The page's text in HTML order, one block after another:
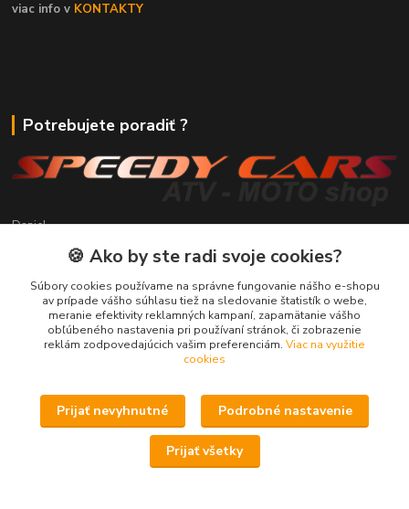
viac info v KONTAKTY
Potrebujete poradiť ?
Daniel
+421 911 391 398
(Po-Pia, 8.30-17.00 hod.)
predaj@atv-shop.sk
Upravit sběr cookies.
🍪 Ako by ste radi svoje cookies?
Súbory cookies používame na správne fungovanie nášho e-shopu
av prípade vášho súhlasu tiež na sledovanie štatistík o webe,
meranie efektivity reklamných kampaní, zapamätanie vášho
obľúbeného nastavenia pri používaní stránok, či zobrazenie
reklám zodpovedajúcich vašim preferenciám. Viac na využitie
cookies
Prijať nevyhnutné Podrobné nastavenie
Prijať všetky